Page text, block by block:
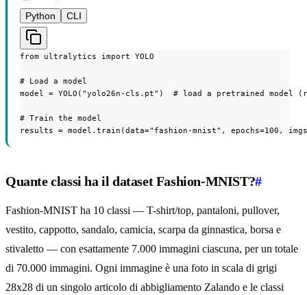
Python
CLI
from ultralytics import YOLO
# Load a model
model = YOLO("yolo26n-cls.pt")  # load a pretrained model
# Train the model
results = model.train(data="fashion-mnist", epochs=100,
Quante classi ha il dataset Fashion-MNIST?#
Fashion-MNIST ha 10 classi — T-shirt/top, pantaloni, pullover,
vestito, cappotto, sandalo, camicia, scarpa da ginnastica, borsa e
stivaletto — con esattamente 7.000 immagini ciascuna, per un totale
di 70.000 immagini. Ogni immagine è una foto in scala di grigi
28x28 di un singolo articolo di abbigliamento Zalando e le classi